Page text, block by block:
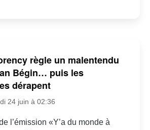
règle un malentendu
Bégin… puis les
dérapent
24 juin à 02:36
l’émission «Y’a du monde à